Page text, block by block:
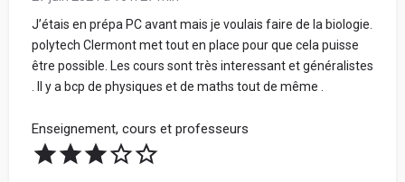
J’étais en prépa PC avant mais je voulais faire de la biologie.
polytech Clermont met tout en place pour que cela puisse
être possible. Les cours sont très interessant et généralistes
. Il y a bcp de physiques et de maths tout de même .
Enseignement, cours et professeurs